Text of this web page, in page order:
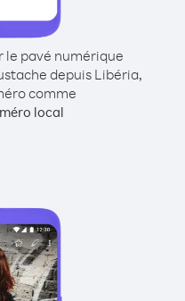
le pavé numérique
depuis Libéria,
comme
local